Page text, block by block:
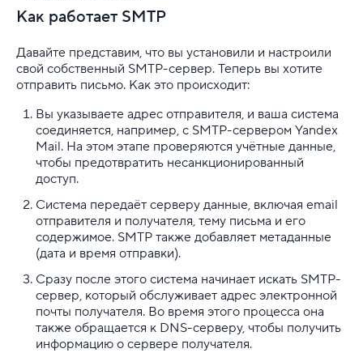
Работа с webmail.sweb.ru
Создание и настройка почты
Что такое SMTP-сервер
Партнерская программа
Конструктор сайта
Реклама и продвижение
Для разработки
Выделенные серверы
Правила оказания услуг и ограничения
Как работает SMTP
Давайте представим, что вы установили и настроили
свой собственный SMTP-сервер. Теперь вы хотите
отправить письмо. Как это происходит:
Вы указываете адрес отправителя, и ваша система
соединяется, например, с SMTP-сервером Yandex
Mail. На этом этапе проверяются учётные данные,
чтобы предотвратить несанкционированный
доступ.
Система передаёт серверу данные, включая email
отправителя и получателя, тему письма и его
содержимое. SMTP также добавляет метаданные
(дата и время отправки).
Сразу после этого система начинает искать SMTP-
сервер, который обслуживает адрес электронной
почты получателя. Во время этого процесса она
также обращается к DNS-серверу, чтобы получить
информацию о сервере получателя.